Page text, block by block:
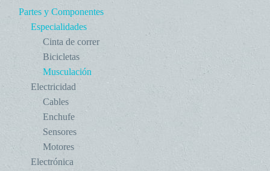
Partes y Componentes
Especialidades
Cinta de correr
Bicicletas
Musculación
Electricidad
Cables
Enchufe
Sensores
Motores
Electrónica